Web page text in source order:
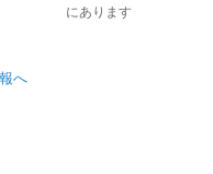
にあります